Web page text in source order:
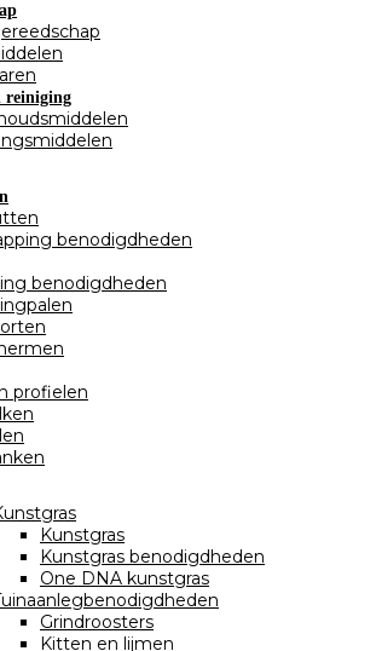
reiniging
benodigdheden
benodigdheden
profielen
Kunstgras
Kunstgras benodigdheden
One DNA kunstgras
Grindroosters
Kitten en lijmen